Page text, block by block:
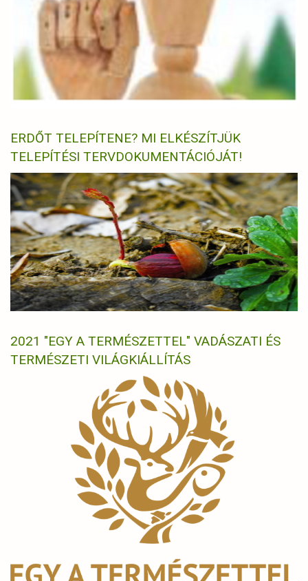
ERDŐT TELEPÍTENE? MI ELKÉSZÍTJÜK
TELEPÍTÉSI TERVDOKUMENTÁCIÓJÁT!
2021 "EGY A TERMÉSZETTEL" VADÁSZATI ÉS
TERMÉSZETI VILÁGKIÁLLÍTÁS